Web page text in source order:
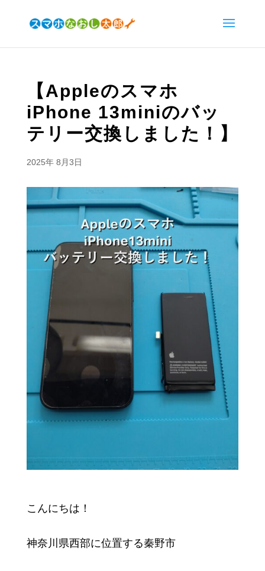
【Appleのスマホ
iPhone 13miniのバッ
テリー交換しました！】
2025年 8月3日
こんにちは！
神奈川県西部に位置する秦野市